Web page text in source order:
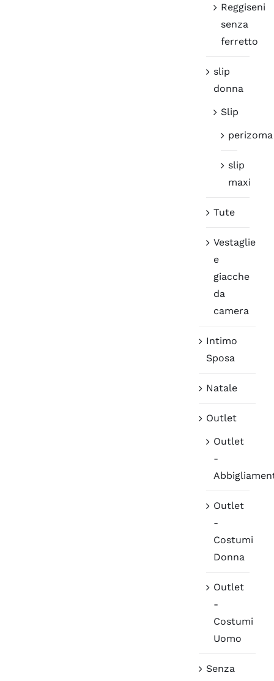
Reggiseni
senza
ferretto
slip
donna
Slip
perizoma
slip
maxi
Tute
Vestaglie
e
giacche
da
camera
Intimo
Sposa
Natale
Outlet
Outlet
-
Outlet
-
Costumi
Donna
Outlet
-
Costumi
Uomo
Senza